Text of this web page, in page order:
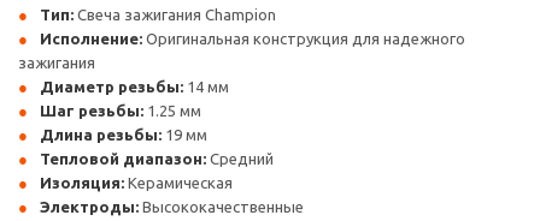
Тип: Свеча зажигания Champion
Исполнение: Оригинальная конструкция для надежного
зажигания
Диаметр резьбы: 14 мм
Шаг резьбы: 1.25 мм
Длина резьбы: 19 мм
Тепловой диапазон: Средний
Изоляция: Керамическая
Электроды: Высококачественные